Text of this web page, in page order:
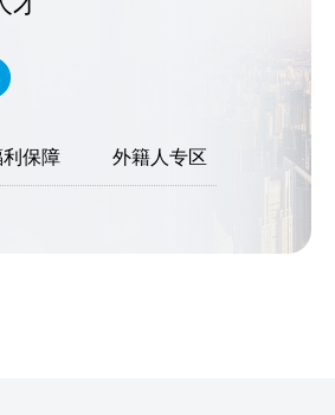
利保障 外籍人专区